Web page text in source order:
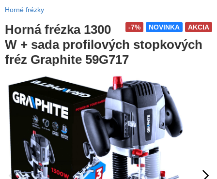
Horné frézky
AKCIA
NOVINKA
-7%
Horná frézka 1300
W + sada profilových stopkových
fréz Graphite 59G717